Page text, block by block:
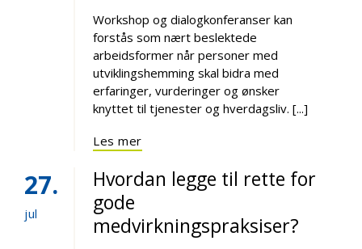
Workshop og dialogkonferanser kan
forstås som nært beslektede
arbeidsformer når personer med
utviklingshemming skal bidra med
erfaringer, vurderinger og ønsker
knyttet til tjenester og hverdagsliv. [...]
Les mer
27
jul
Hvordan legge til rette for
gode
medvirkningspraksiser?